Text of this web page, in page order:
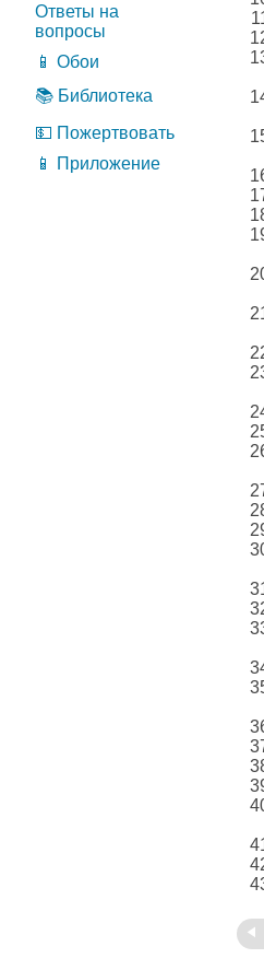
Ответы на
вопросы
📱 Обои
📚 Библиотека
💵 Пожертвовать
📱 Приложение